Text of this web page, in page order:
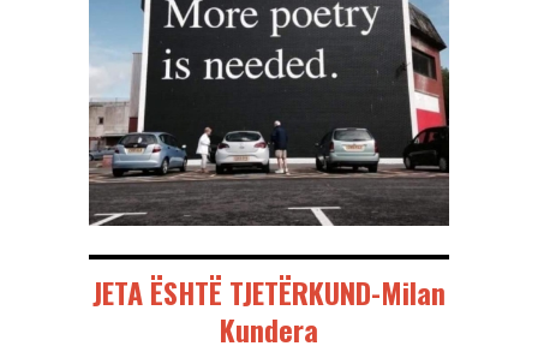
JETA ËSHTË TJETËRKUND-Milan
Kundera